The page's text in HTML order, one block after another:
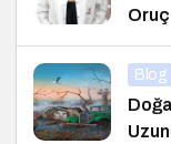
Oruç
Blog